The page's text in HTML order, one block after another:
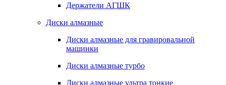
Держатели АГШК
Диски алмазные
Диски алмазные для гравировальной
машинки
Диски алмазные турбо
Диски алмазные ультра тонкие